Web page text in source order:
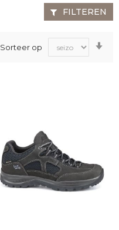
Sorteer op
FILTEREN